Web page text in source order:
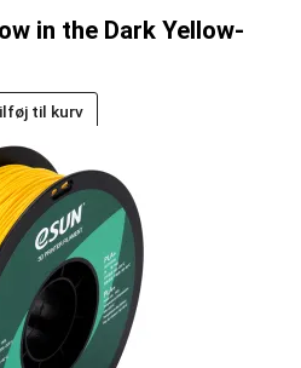
in the Dark Yellow-
til kurv